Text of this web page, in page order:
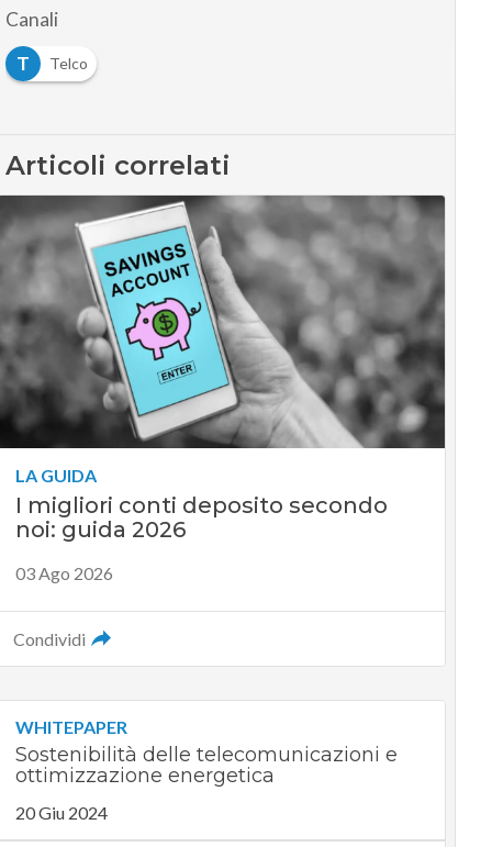
Canali
T
Telco
Articoli correlati
LA GUIDA
I migliori conti deposito secondo
noi: guida 2026
03 Ago 2026
Condividi
WHITEPAPER
Sostenibilità delle telecomunicazioni e
ottimizzazione energetica
20 Giu 2024